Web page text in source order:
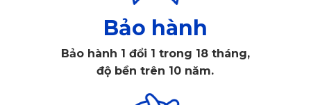
Bảo hành
Bảo hành 1 đổi 1 trong 18 tháng,
độ bền trên 10 năm.